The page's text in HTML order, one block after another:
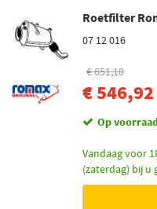
Roetfilter
07 12 016
€ 651,10
€ 546,92
Op
Vandaag voor
(zaterdag) bij u